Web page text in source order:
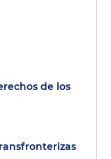
de los